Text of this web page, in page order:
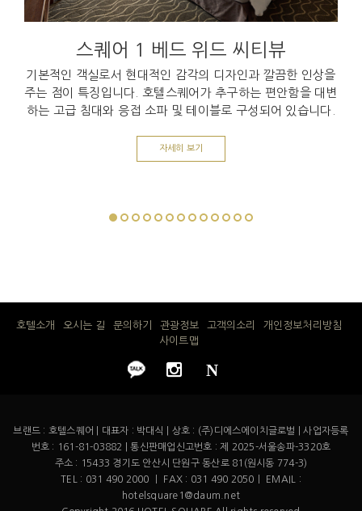
스퀘어 1 베드 위드 씨티뷰
기본적인 객실로서 현대적인 감각의 디자인과 깔끔한 인상을
주는 점이 특징입니다. 호텔스퀘어가 추구하는 편안함을 대변
하는 고급 침대와 응접 소파 및 테이블로 구성되어 있습니다.
자세히 보기
호텔소개 오시는 길 문의하기 관광정보 고객의소리
개인정보처리방침
사이트맵
N
브랜드 : 호텔스퀘어 | 대표자 : 박대식 | 상호 : (주)디에스에이치글로벌 | 사업자등록
번호 : 161-81-03882 | 통신판매업신고번호 : 제 2025-서울송파-3320호
주소 : 15433 경기도 안산시 단원구 동산로 81(원시동 774-3)
TEL : 031 490 2000 ㅣ FAX : 031 490 2050ㅣ EMAIL :
hotelsquare1@daum.net